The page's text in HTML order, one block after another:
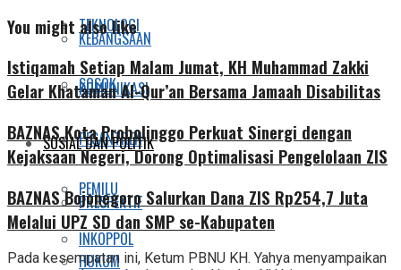
KEBANGSAAN
KOMUNIKASI
PESANTREN
PEMILU
INKOPPOL
TEKNOLOGI
SOSOK
SOSIAL DAN POLITIK
PRESPEKTIF
HUKUM
You might also like
Istiqamah Setiap Malam Jumat, KH Muhammad Zakki
Gelar Khataman Al-Qur’an Bersama Jamaah Disabilitas
BAZNAS Kota Probolinggo Perkuat Sinergi dengan
Kejaksaan Negeri, Dorong Optimalisasi Pengelolaan ZIS
BAZNAS Bojonegoro Salurkan Dana ZIS Rp254,7 Juta
Melalui UPZ SD dan SMP se-Kabupaten
Pada kesempatan ini, Ketum PBNU KH. Yahya menyampaikan